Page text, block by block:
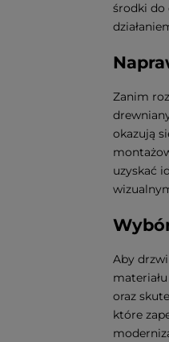
środki do
Zanim
okazują
uzyskać
Aby
oraz
które